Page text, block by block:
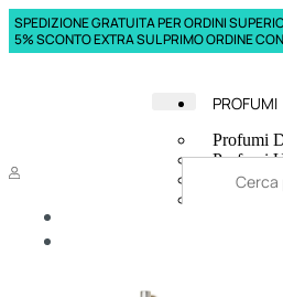
SPEDIZIONE GRATUITA PER ORDINI
5% SCONTO EXTRA SUL PRIMO ORDINE
PROFUMI
Profumi
Profumi